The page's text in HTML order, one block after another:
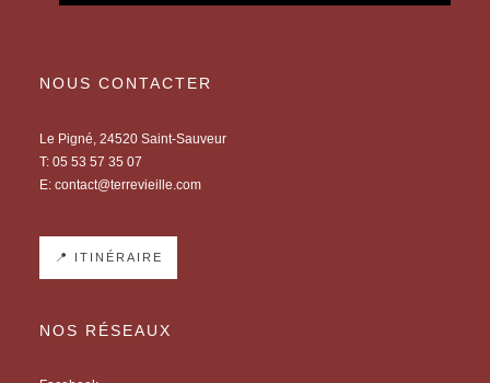
NOUS CONTACTER
Le Pigné, 24520 Saint-Sauveur
T: 05 53 57 35 07
E: contact@terrevieille.com
📍 ITINÉRAIRE
NOS RÉSEAUX